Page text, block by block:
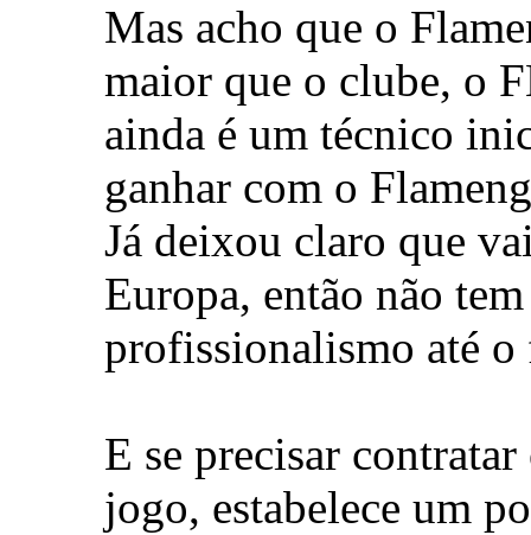
Mas acho que o
maior que o clube, o
ainda é um técnico
ganhar com o
Já deixou claro que
Europa, então não
profissionalismo até
E se precisar
jogo, estabelece um